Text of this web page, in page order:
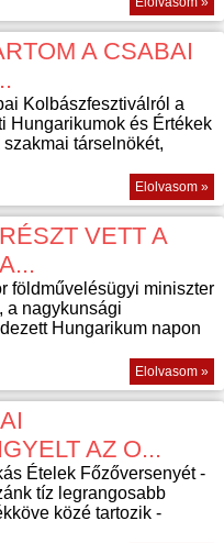
A CSABAI
Kolbászfesztiválról a
Hungarikumok és Értékek
társelnökét,
Elolvasom »
VETT A
földművelésügyi miniszter
a nagykunsági
Hungarikum napon
Elolvasom »
AZ O...
Ételek Főzőversenyét -
tíz legrangosabb
közé tartozik -